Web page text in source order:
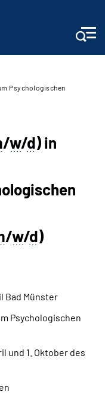
Psychologischen
/w/d) in
/w/d)
Bad Münster
Psychologischen
und 1. Oktober des